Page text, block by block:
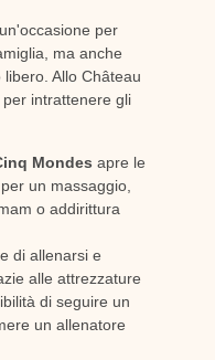
per
ma anche
Allo Château
intrattenere gli
Mondes apre le
un massaggio,
o addirittura
di allenarsi e
alle attrezzature
di seguire un
un allenatore